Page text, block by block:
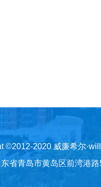
©2012-2020 威廉希尔
省青岛市黄岛区前湾港